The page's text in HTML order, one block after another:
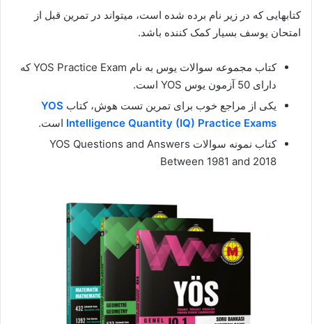
کتابهایی که در زیر نام برده شده است، میتواند در تمرین قبل از
امتحان یوسف بسیار کمک کننده باشد.
کتاب مجموعه سوالات یوس به نام YOS Practice Exam که
دارای 50 آزمون یوس YOS است.
یکی از مراجع خوب برای تمرین تست هوش، کتاب YOS
Intelligence Quantity (IQ) Practice Exams است.
کتاب نمونه سوالات YOS Questions and Answers
Between 1981 and 2018